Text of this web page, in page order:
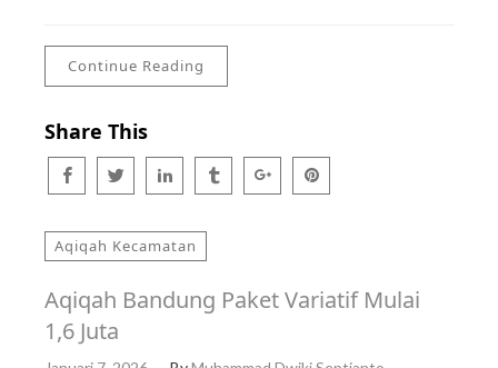
Continue Reading
Share This
Aqiqah Kecamatan
Aqiqah Bandung Paket Variatif Mulai
1,6 Juta